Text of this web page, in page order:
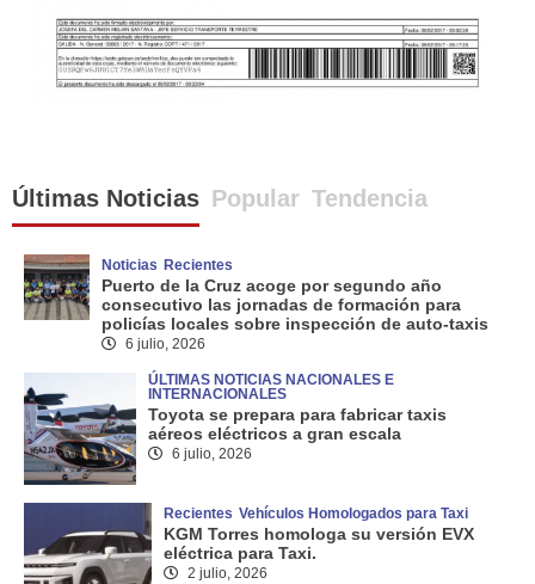
Últimas Noticias Popular Tendencia
Noticias Recientes
Puerto de la Cruz acoge por segundo año
consecutivo las jornadas de formación para
policías locales sobre inspección de auto-taxis
6 julio, 2026
ÚLTIMAS NOTICIAS NACIONALES E
INTERNACIONALES
Toyota se prepara para fabricar taxis
aéreos eléctricos a gran escala
6 julio, 2026
Recientes Vehículos Homologados para Taxi
KGM Torres homologa su versión EVX
eléctrica para Taxi.
2 julio, 2026